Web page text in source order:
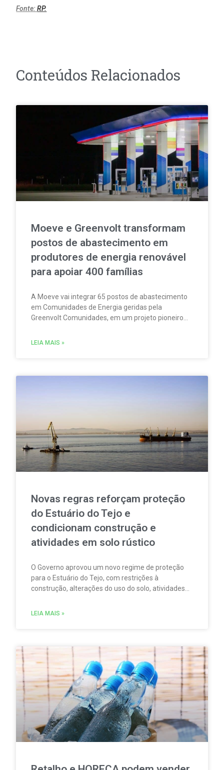
Fonte:RP.
Conteúdos Relacionados
Moeve e Greenvolt transformam
postos de abastecimento em
produtores de energia renovável
para apoiar 400 famílias
A Moeve vai integrar 65 postos de abastecimento
em Comunidades de Energia geridas pela
Greenvolt Comunidades, em um projeto pioneiro
consumir e partilhar energia renovável localmente.
LEIA MAIS »
Novas regras reforçam proteção
do Estuário do Tejo e
condicionam construção e
atividades em solo rústico
O Governo aprovou um novo regime de proteção
para o Estuário do Tejo, com restrições à
construção, alterações do uso do solo, atividades
motorizada e sobrevoos nas áreas abrangidas pela
LEIA MAIS »